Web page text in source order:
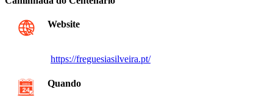
Website
https://freguesiasilveira.pt/
Quando